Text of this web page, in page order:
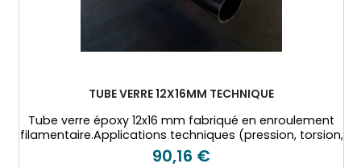
TUBE VERRE 12X16MM TECHNIQUE
Tube verre époxy 12x16 mm fabriqué en enroulement
filamentaire.Applications techniques (pression, torsion,
hautes températures...)
90,16 €